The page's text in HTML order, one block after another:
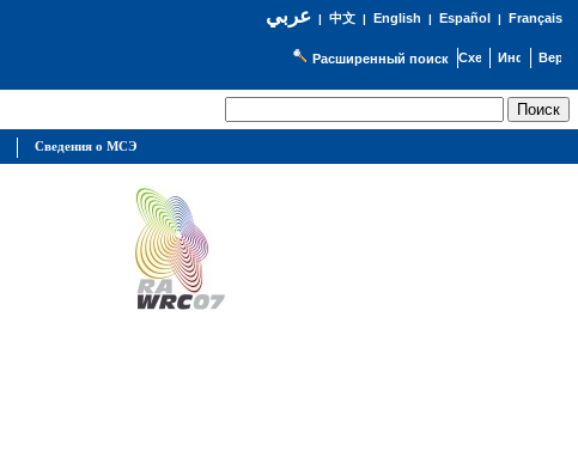
عربي| 中文| English | Español | Français
Расширенный поиск
Сведения о МСЭ